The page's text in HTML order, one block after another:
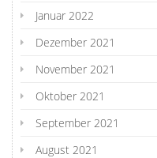
Januar 2022
Dezember 2021
November 2021
Oktober 2021
September 2021
August 2021